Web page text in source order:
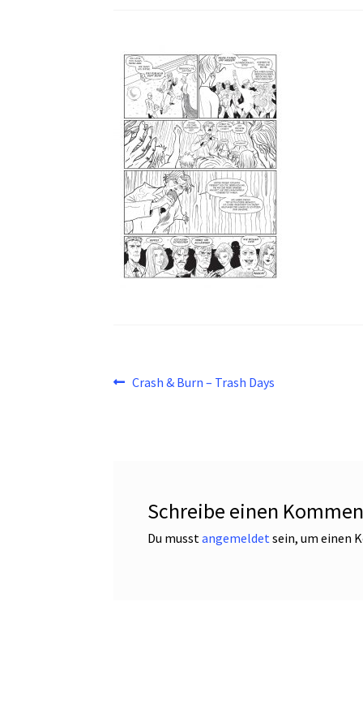
Beitragsnavigation
Vorheriger
Crash & Burn – Trash Days
Schreibe einen
Du musst angemeldet sein, um einen